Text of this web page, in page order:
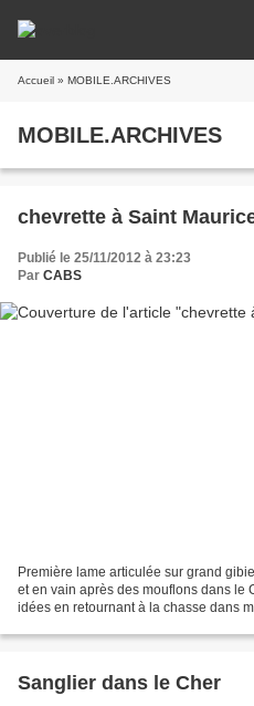
Accueil » MOBILE.ARCHIVES
MOBILE.ARCHIVES
chevrette à Saint
Publié le 25/11/2012 à 23:23
Par CABS
Première lame articulée sur grand
et en vain après des mouflons dans le
idées en retournant à la chasse dans
Sanglier dans le Cher